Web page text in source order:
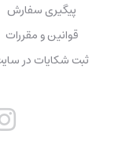
پیگیری سفارش
قوانین و مقررات
ثبت شکایات در